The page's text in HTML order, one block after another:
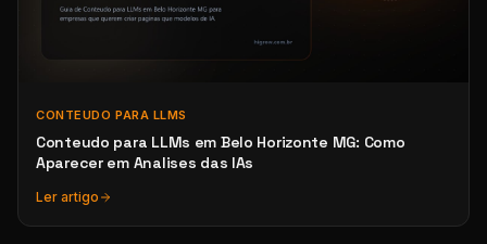
CONTEUDO PARA LLMS
Conteudo para LLMs em Belo Horizonte MG: Como
Aparecer em Analises das IAs
Ler artigo